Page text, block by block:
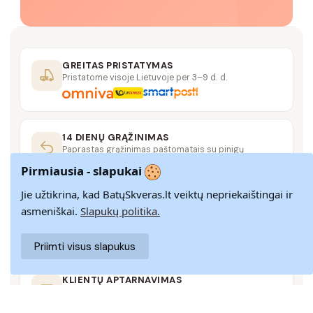
GREITAS PRISTATYMAS
Pristatome visoje Lietuvoje per 3–9 d. d.
14 DIENŲ GRĄŽINIMAS
Paprastas grąžinimas paštomatais su pinigų
SAUGUS MOKĖJIMAS
SSL šifravimas užtikrina aukščiausią jūsų duomenų
saugumo lygį
KLIENTŲ APTARNAVIMAS
Pirmiausia - slapukai
Jie užtikrina, kad BatųSkveras.lt veiktų nepriekaištingai ir
asmeniškai. Slapukų politika.
Priimti visus slapukus